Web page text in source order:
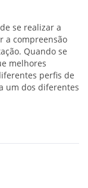
se realizar a
a compreensão
Quando se
melhores
perfis de
um dos diferentes